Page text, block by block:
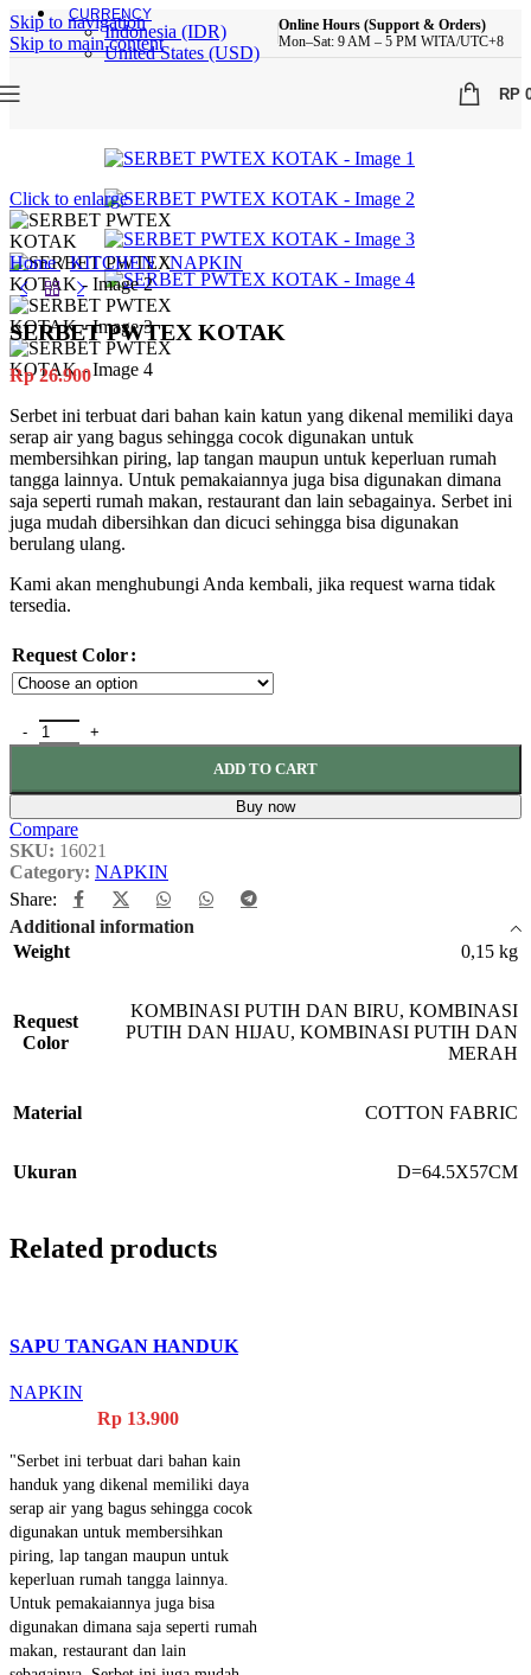
Skip to navigation
Skip to main content
CURRENCY
Indonesia (IDR)
United States (USD)
Online Hours (Support & Orders)
Mon–Sat: 9 AM – 5 PM WITA/UTC+8
RP
Click to enlarge
Home/ KITCHEN/ NAPKIN
SERBET PWTEX KOTAK
Rp26.900
Serbet ini terbuat dari bahan kain katun yang dikenal memiliki daya
serap air yang bagus sehingga cocok digunakan untuk
membersihkan piring, lap tangan maupun untuk keperluan rumah
tangga lainnya. Untuk pemakaiannya juga bisa digunakan dimana
saja seperti rumah makan, restaurant dan lain sebagainya. Serbet ini
juga mudah dibersihkan dan dicuci sehingga bisa digunakan
berulang ulang.
Kami akan menghubungi Anda kembali, jika request warna tidak
tersedia.
Request Color
ADD TO CART
Buy now
Compare
SKU: 16021
Category: NAPKIN
Share:
Additional information
Weight
0,15 kg
Request
Color
KOMBINASI PUTIH DAN BIRU, KOMBINASI
PUTIH DAN HIJAU, KOMBINASI PUTIH DAN
MERAH
Material COTTON FABRIC
Ukuran D=64.5X57CM
Related products
SAPU TANGAN HANDUK
NAPKIN
Rp13.900
"Serbet ini terbuat dari bahan kain
handuk yang dikenal memiliki daya
serap air yang bagus sehingga cocok
digunakan untuk membersihkan
piring, lap tangan maupun untuk
keperluan rumah tangga lainnya.
Untuk pemakaiannya juga bisa
digunakan dimana saja seperti rumah
makan, restaurant dan lain